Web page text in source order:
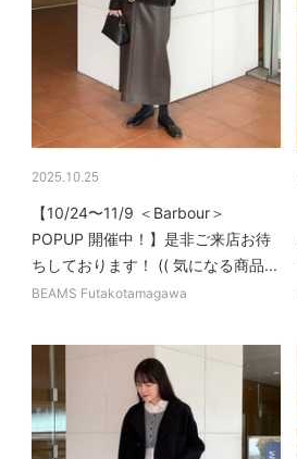
2025.10.25
【10/24〜11/9 ＜Barbour＞
POPUP 開催中！】是非ご来店お待
ちしております！ (( 気になる商品...
BEAMS Futakotamagawa